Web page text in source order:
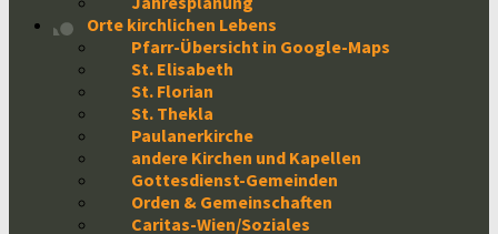
Orte kirchlichen Lebens
Pfarr-Übersicht in Google-Maps
St. Elisabeth
St. Florian
St. Thekla
Paulanerkirche
andere Kirchen und Kapellen
Gottesdienst-Gemeinden
Orden & Gemeinschaften
Caritas-Wien/Soziales